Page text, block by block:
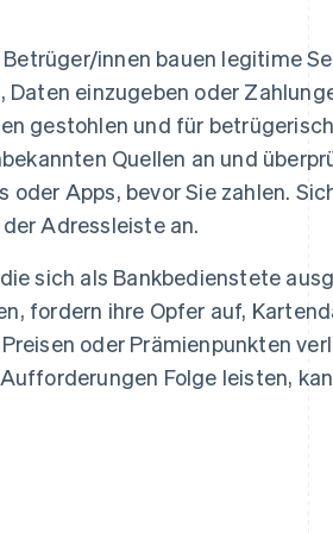
Betrüger/innen bauen legitime
Daten einzugeben oder
gestohlen und für
Quellen an und
Apps, bevor Sie zahlen.
Adressleiste an.
sich als Bankbedienstete
fordern ihre Opfer auf,
oder Prämienpunkten
Folge leisten,